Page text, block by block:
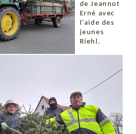
de Jeannot
Erné avec
l’aide des
jeunes
Riehl.